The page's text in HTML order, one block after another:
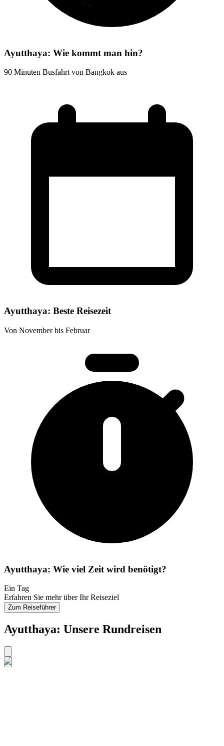
Ayutthaya: Wie kommt man hin?
90 Minuten Busfahrt von Bangkok aus
Ayutthaya: Beste Reisezeit
Von November bis Februar
Ayutthaya: Wie viel Zeit wird benötigt?
Ein Tag
Erfahren Sie mehr über Ihr Reiseziel
Zum Reiseführer
Ayutthaya: Unsere Rundreisen